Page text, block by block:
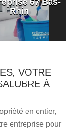
67 Bas-
Rhin
VOTRE
À
en entier,
entreprise pour